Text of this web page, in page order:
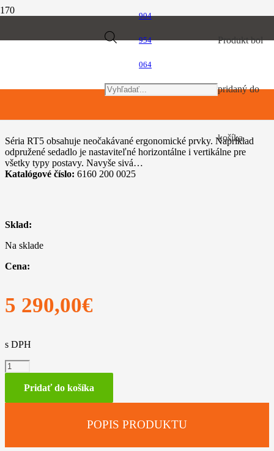
904
954
064
Products
search
Produktbol
pridaný do
košíka.
Záhradné traktory
STIHL RT 5112.1 Z
Séria RT5 obsahuje neočakávané ergonomické prvky. Napríklad
odpružené sedadlo je nastaviteľné horizontálne i vertikálne pre
všetky typy postavy. Navyše sivá…
Katalógové číslo: 6160 200 0025
Sklad:
Na sklade
Cena:
5 290,00€
s DPH
množstvo
STIHL
Pridať do košíka
POPIS PRODUKTU